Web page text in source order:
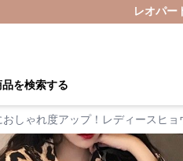
レオパー
品を検索する
おしゃれ度アップ！レディースヒ